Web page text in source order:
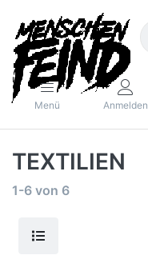
Menü Anmelden
TEXTILIEN
1-6 von 6